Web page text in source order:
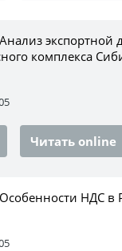
экспортной
комплекса
Читать online
НДС в